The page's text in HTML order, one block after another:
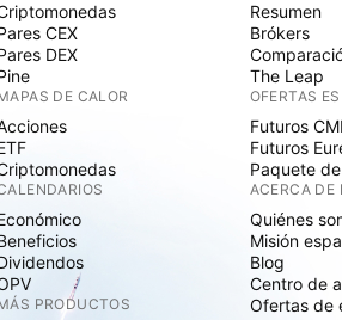
CEX
DEX
DE CALOR
PRODUCTOS
Resumen
Brókers
The Leap
OFERTAS
Futuros
Futuros
Paquete
ACERCA DE
Quiénes
Misión
Blog
Centro de
Ofertas de